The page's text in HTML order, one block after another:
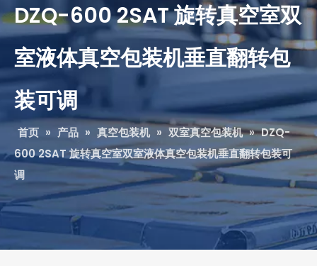
DZQ-600 2SAT 旋转真空室双
室液体真空包装机垂直翻转包
装可调
首页 » 产品 » 真空包装机 » 双室真空包装机 » DZQ-
600 2SAT 旋转真空室双室液体真空包装机垂直翻转包装可
调